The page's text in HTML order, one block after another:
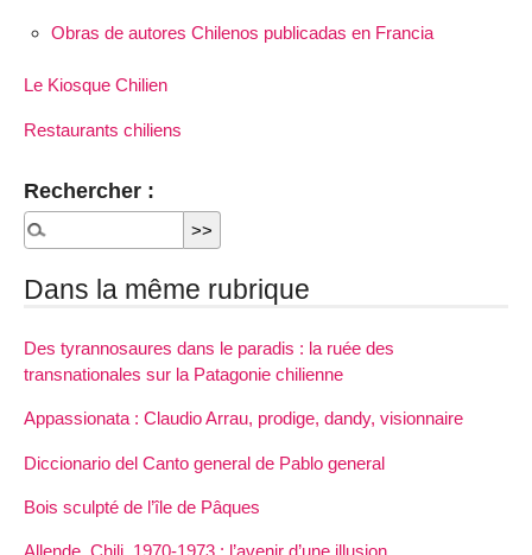
Obras de autores Chilenos publicadas en Francia
Le Kiosque Chilien
Restaurants chiliens
Rechercher :
Dans la même rubrique
Des tyrannosaures dans le paradis : la ruée des
transnationales sur la Patagonie chilienne
Appassionata : Claudio Arrau, prodige, dandy, visionnaire
Diccionario del Canto general de Pablo general
Bois sculpté de l’île de Pâques
Allende, Chili, 1970-1973 : l’avenir d’une illusion